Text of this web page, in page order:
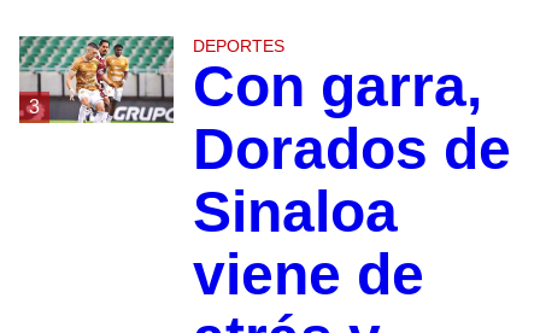
3
DEPORTES
Con garra,
Dorados de
Sinaloa
viene de